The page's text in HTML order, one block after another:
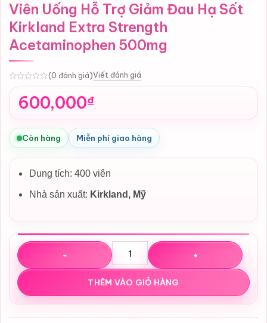
Viên Uống Hỗ Trợ Giảm Đau Hạ Sốt
Kirkland Extra Strength
Acetaminophen 500mg
(0 đánh giá)Viết đánh giá
600,000₫
Còn hàng Miễn phí giao hàng
Dung tích: 400 viên
Nhà sản xuất: Kirkland , Mỹ
Viên Uống Hỗ Trợ Giảm Đau Hạ Sốt Kirkland Extra
THÊM VÀO GIỎ HÀNG